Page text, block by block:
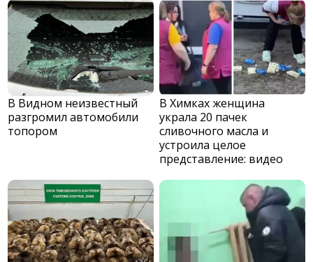
В Видном неизвестный
разгромил автомобили
топором
В Химках женщина
украла 20 пачек
сливочного масла и
устроила целое
представление: видео